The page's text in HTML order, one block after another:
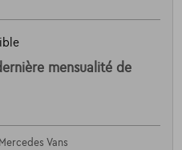
mensualité de
Vans